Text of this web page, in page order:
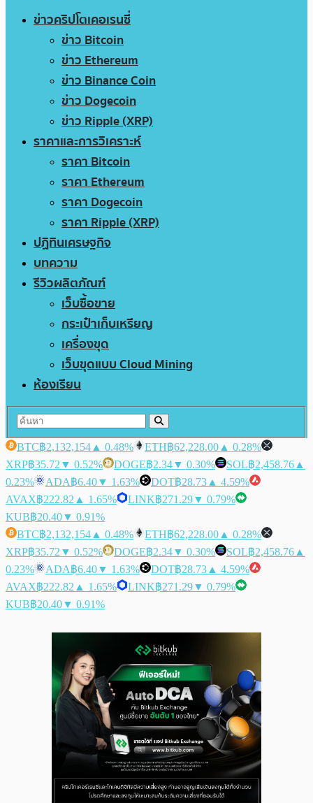
ข่าวคริปโตเคอเรนซี่
ข่าว Bitcoin
ข่าว Ethereum
ข่าว Binance Coin
ข่าว Dogecoin
ข่าว Ripple (XRP)
ราคาและการวิเคราะห์
ราคา Bitcoin
ราคา Ethereum
ราคา Dogecoin
ราคา Ripple (XRP)
ปฏิทินเศรษฐกิจ
บทความ
รีวิวผลิตภัณฑ์
เว็บซื้อขาย
กระเป๋าเก็บเหรียญ
เครื่องขุด
เว็บขุดแบบ Cloud Mining
ห้องเรียน
BTC฿2,132,154 ▲ 0.48% ETH฿62,228.00 ▲ 0.28%
XRP฿35.72 ▼ 0.52% DOGE฿2.34▼ 0.30% SOL฿2,458.76 ▲
0.23%
ADA฿6.40▼ 1.63% DOT฿28.73 ▲ 4.59%
AVAX฿222.82 ▲ 1.65% LINK฿271.29▼ 0.79%
KUB฿20.40▼ 0.91%
BTC฿2,132,154 ▲ 0.48% ETH฿62,228.00 ▲ 0.28%
XRP฿35.72 ▼ 0.52% DOGE฿2.34▼ 0.30% SOL฿2,458.76 ▲
0.23%
ADA฿6.40▼ 1.63% DOT฿28.73 ▲ 4.59%
AVAX฿222.82 ▲ 1.65% LINK฿271.29▼ 0.79%
KUB฿20.40▼ 0.91%